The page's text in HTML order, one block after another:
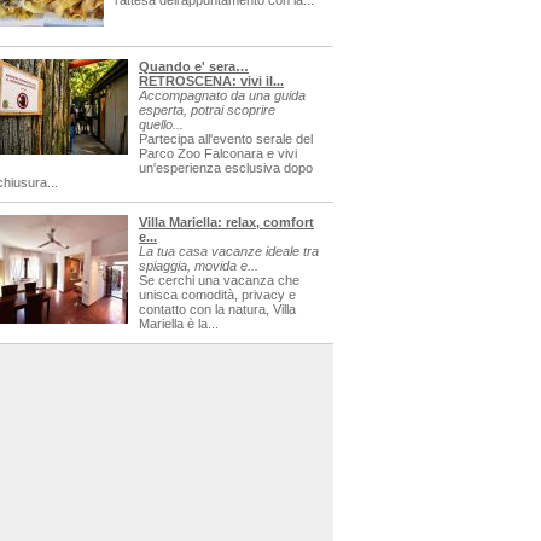
Quando e' sera…
RETROSCENA: vivi il...
Accompagnato da una guida
esperta, potrai scoprire
quello...
Partecipa all'evento serale del
Parco Zoo Falconara e vivi
un'esperienza esclusiva dopo
Villa Mariella: relax, comfort
e...
La tua casa vacanze ideale tra
spiaggia, movida e...
Se cerchi una vacanza che
unisca comodità, privacy e
contatto con la natura, Villa
Mariella è la...